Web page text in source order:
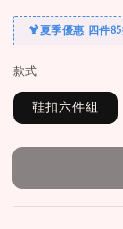
🍹夏季優惠 四件
款式
鞋扣六件組